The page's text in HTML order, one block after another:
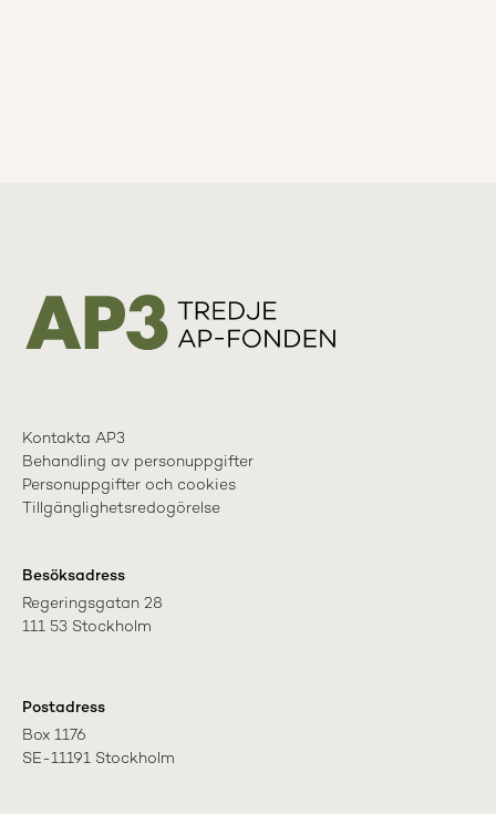
Kontakta AP3
Behandling av personuppgifter
Personuppgifter och cookies
Tillgänglighetsredogörelse
Besöksadress
Regeringsgatan 28
111 53 Stockholm
Postadress
Box 1176
SE-11191 Stockholm